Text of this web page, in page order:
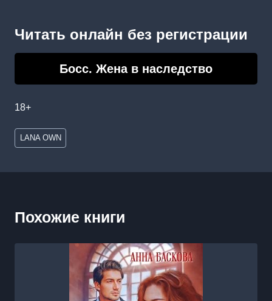
Читать онлайн без регистрации
Босс. Жена в наследство
18+
Метки
записи:
LANA OWN
Похожие книги